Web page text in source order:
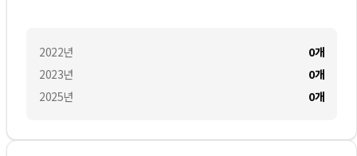
2022년
2023년
2025년
0개
0개
0개